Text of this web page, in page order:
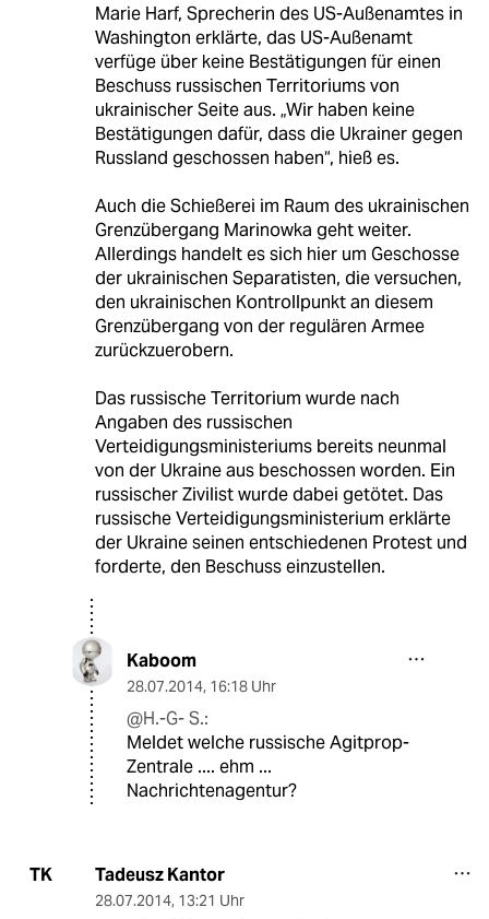
Marie Harf, Sprecherin des US-Außenamtes in
Washington erklärte, das US-Außenamt
verfüge über keine Bestätigungen für einen
Beschuss russischen Territoriums von
ukrainischer Seite aus. „Wir haben keine
Bestätigungen dafür, dass die Ukrainer gegen
Russland geschossen haben“, hieß es.
Auch die Schießerei im Raum des ukrainischen
Grenzübergang Marinowka geht weiter.
Allerdings handelt es sich hier um Geschosse
der ukrainischen Separatisten, die versuchen,
den ukrainischen Kontrollpunkt an diesem
Grenzübergang von der regulären Armee
zurückzuerobern.
Das russische Territorium wurde nach
Angaben des russischen
Verteidigungsministeriums bereits neunmal
von der Ukraine aus beschossen worden. Ein
russischer Zivilist wurde dabei getötet. Das
russische Verteidigungsministerium erklärte
der Ukraine seinen entschiedenen Protest und
forderte, den Beschuss einzustellen.
Kaboom
28.07.2014, 16:18 Uhr
@H.-G- S.:
Meldet welche russische Agitprop-
Zentrale .... ehm ...
Nachrichtenagentur?
TK Tadeusz Kantor
28.07.2014, 13:21 Uhr